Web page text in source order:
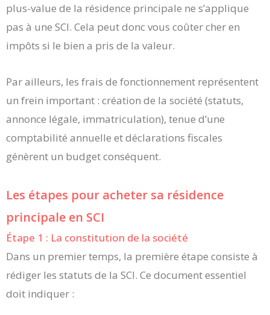
plus-value de la résidence principale ne s’applique
pas à une SCI. Cela peut donc vous coûter cher en
impôts si le bien a pris de la valeur.
Par ailleurs, les frais de fonctionnement représentent
un frein important : création de la société (statuts,
annonce légale, immatriculation), tenue d’une
comptabilité annuelle et déclarations fiscales
génèrent un budget conséquent.
Les étapes pour acheter sa résidence
principale en SCI
Étape 1 : La constitution de la société
Dans un premier temps, la première étape consiste à
rédiger les statuts de la SCI. Ce document essentiel
doit indiquer :